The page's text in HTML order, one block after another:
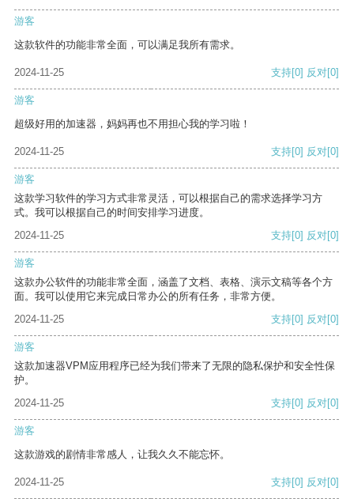
游客
这款软件的功能非常全面，可以满足我所有需求。
2024-11-25 支持[0] 反对[0]
游客
超级好用的加速器，妈妈再也不用担心我的学习啦！
2024-11-25 支持[0] 反对[0]
游客
这款学习软件的学习方式非常灵活，可以根据自己的需求选择学习方
式。我可以根据自己的时间安排学习进度。
2024-11-25
支持[0] 反对[0]
游客
这款办公软件的功能非常全面，涵盖了文档、表格、演示文稿等各个方
面。我可以使用它来完成日常办公的所有任务，非常方便。
2024-11-25
支持[0] 反对[0]
游客
这款加速器VPM应用程序已经为我们带来了无限的隐私保护和安全性保
护。
2024-11-25
支持[0] 反对[0]
游客
这款游戏的剧情非常感人，让我久久不能忘怀。
2024-11-25 支持[0] 反对[0]